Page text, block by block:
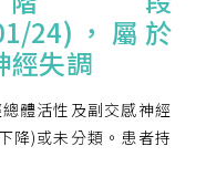
24)，屬於
經失調
體活性及副交感神經
降)或未分類。患者持
會時繳納；常年會
培訓暨發展協會
行